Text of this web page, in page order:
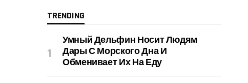
TRENDING
Умный Дельфин Носит Людям
Дары С Морского Дна И
Обменивает Их На Еду